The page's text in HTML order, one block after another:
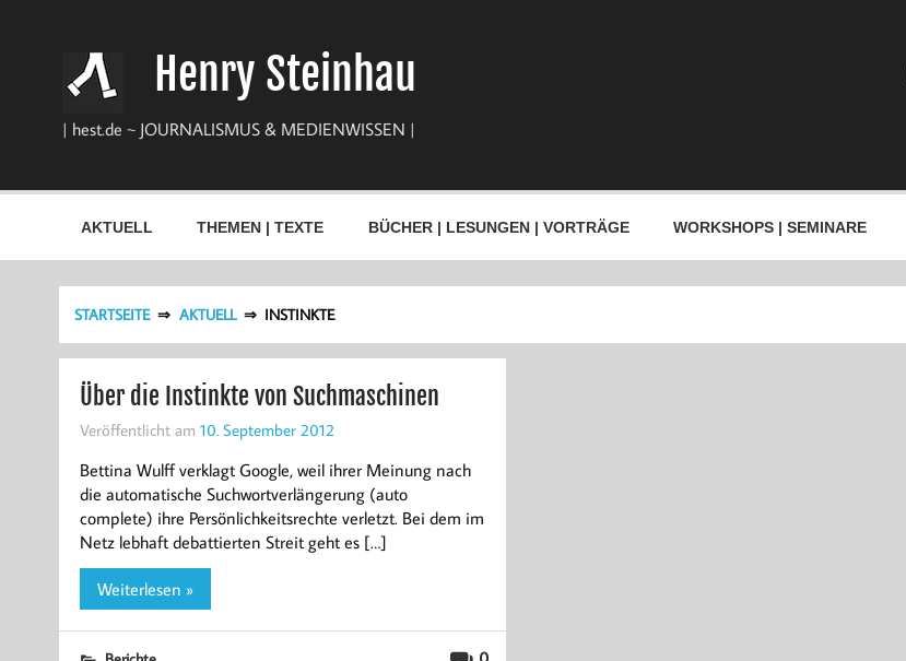
Henry Steinhau
| hest.de ~ JOURNALISMUS & MEDIENWISSEN |
AKTUELL THEMEN | TEXTE BÜCHER | LESUNGEN | VORTRÄGE WORKSHOPS | SEMINARE
STARTSEITE AKTUELL INSTINKTE
Über die Instinkte von Suchmaschinen
Veröffentlicht am 10. September 2012
Bettina Wulff verklagt Google, weil ihrer Meinung nach
die automatische Suchwortverlängerung (auto
complete) ihre Persönlichkeitsrechte verletzt. Bei dem im
Netz lebhaft debattierten Streit geht es […]
Weiterlesen »